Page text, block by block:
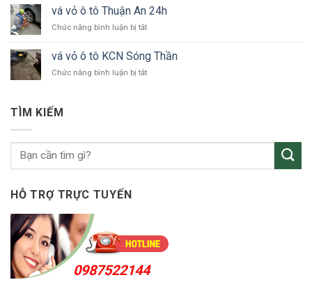
KCN
vỏ
xe
ô
Bắc
Tân
Uyên
vá vỏ ô tô Thuận An 24h
Chức năng bình luận bị tắtở
ô
tô
vá vỏ ô tô KCN Sóng Thần
Chức năng bình luận bị tắtở
Sóng
TÌM KIẾM
HỖ TRỢ TRỰC TUYẾN
0987522144